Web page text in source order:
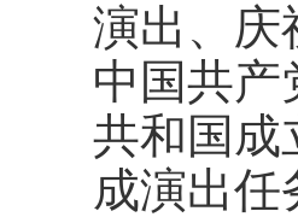
演出、庆
中国共产
共和国成
成演出任